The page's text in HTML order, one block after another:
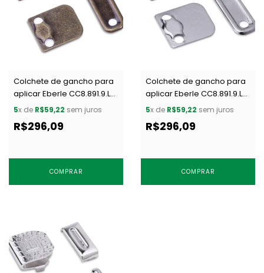
Colchete de gancho para
aplicar Eberle CC8.891.9.L
OXIT c/ 200 un
5x de R$59,22 sem juros
R$296,09
COMPRAR
Colchete de gancho para
aplicar Eberle CC8.891.9.L
NPT c/ 200 un
5x de R$59,22 sem juros
R$296,09
COMPRAR